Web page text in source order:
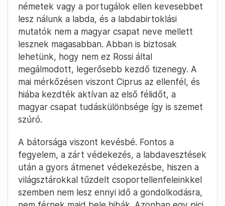
németek vagy a portugálok ellen kevesebbet
lesz nálunk a labda, és a labdabirtoklási
mutatók nem a magyar csapat neve mellett
lesznek magasabban. Abban is biztosak
lehetünk, hogy nem ez Rossi által
megálmodott, legerősebb kezdő tizenegy. A
mai mérkőzésen viszont Ciprus az ellenfél, és
hiába kezdték aktívan az első félidőt, a
magyar csapat tudáskülönbsége így is szemet
szúró.
A bátorsága viszont kevésbé. Fontos a
fegyelem, a zárt védekezés, a labdavesztések
után a gyors átmenet védekezésbe, hiszen a
világsztárokkal tűzdelt csoportellenfeleinkkel
szemben nem lesz ennyi idő a gondolkodásra,